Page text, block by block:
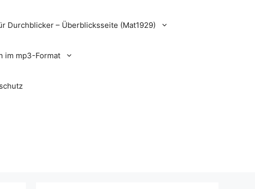
Durchblicker – Überblicksseite (Mat1929)
im mp3-Format